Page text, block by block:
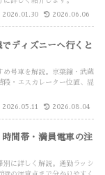
2026.01.30 2026.06.06
でディズニーへ行くと
め号車を解説。京葉線・武蔵
段・エスカレーター位置、混
2026.05.11 2026.08.04
間帯・満員電車の注
別に詳しく解説。通勤ラッシ